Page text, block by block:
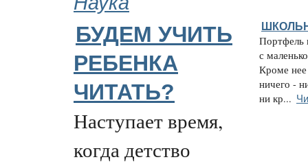
БУДЕМ УЧИТЬ
РЕБЕНКА
ЧИТАТЬ?
Наступает время,
когда детство
Портфель
с
Кроме
ничего -
ни кр...